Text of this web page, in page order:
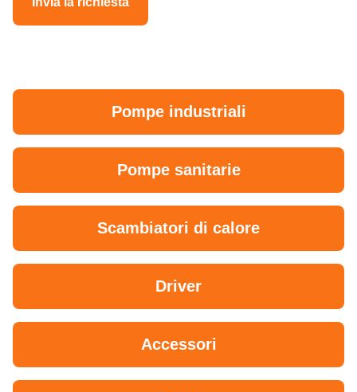
Pompe industriali
Pompe sanitarie
Scambiatori di calore
Driver
Accessori